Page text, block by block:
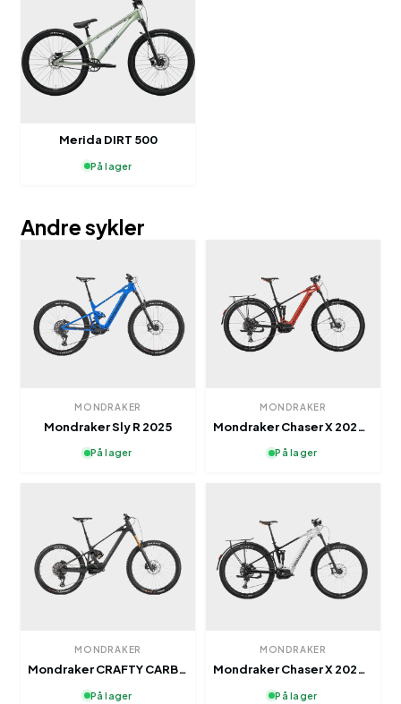
Merida DIRT 500
På lager
Andre sykler
MONDRAKER
Mondraker Sly R 2025
På lager
MONDRAKER
Mondraker Chaser X 2025 Earth Red
På lager
MONDRAKER
Mondraker CRAFTY CARBON R MY26
På lager
MONDRAKER
Mondraker Chaser X 2025 Large
På lager